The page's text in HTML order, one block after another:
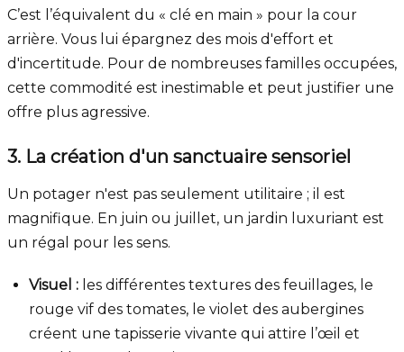
C’est l’équivalent du « clé en main » pour la cour
arrière. Vous lui épargnez des mois d'effort et
d'incertitude. Pour de nombreuses familles occupées,
cette commodité est inestimable et peut justifier une
offre plus agressive.
3. La création d'un sanctuaire sensoriel
Un potager n'est pas seulement utilitaire ; il est
magnifique. En juin ou juillet, un jardin luxuriant est
un régal pour les sens.
Visuel : les différentes textures des feuillages, le
rouge vif des tomates, le violet des aubergines
créent une tapisserie vivante qui attire l’œil et